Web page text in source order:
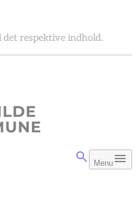
respektive indhold.
Menu